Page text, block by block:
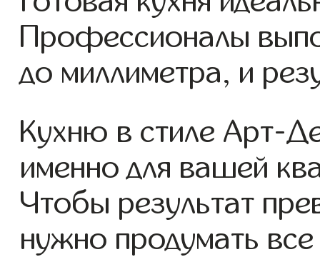
Профессионалы
до миллиметра, и
Кухню в стиле Арт-
именно для вашей
Чтобы результат
нужно продумать